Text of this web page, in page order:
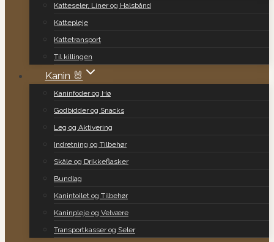
Katteseler, Liner og Halsbånd
Kattepleje
Kattetransport
Til killingen
Kanin 🐰
Kaninfoder og Hø
Godbidder og Snacks
Leg og Aktivering
Indretning og Tilbehør
Skåle og Drikkeflasker
Bundlag
Kanintoilet og Tilbehør
Kaninpleje og Velvære
Transportkasser og Seler